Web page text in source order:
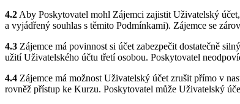
4.2 Aby Poskytovatel mohl Zájemci zajistit Uživatelský
a vyjádřený souhlas s těmito Podmínkami). Zájemce se
4.3 Zájemce má povinnost si účet zabezpečit dostatečně
užití Uživatelského účtu třetí osobou. Poskytovatel
4.4 Zájemce má možnost Uživatelský účet zrušit přímo v
rovněž přístup ke Kurzu. Poskytovatel může Uživatelský